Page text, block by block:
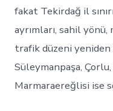
fakat Tekirdağ il
ayrımları, sahil
trafik düzeni yeniden
Süleymanpaşa,
Marmaraereğlisi ise